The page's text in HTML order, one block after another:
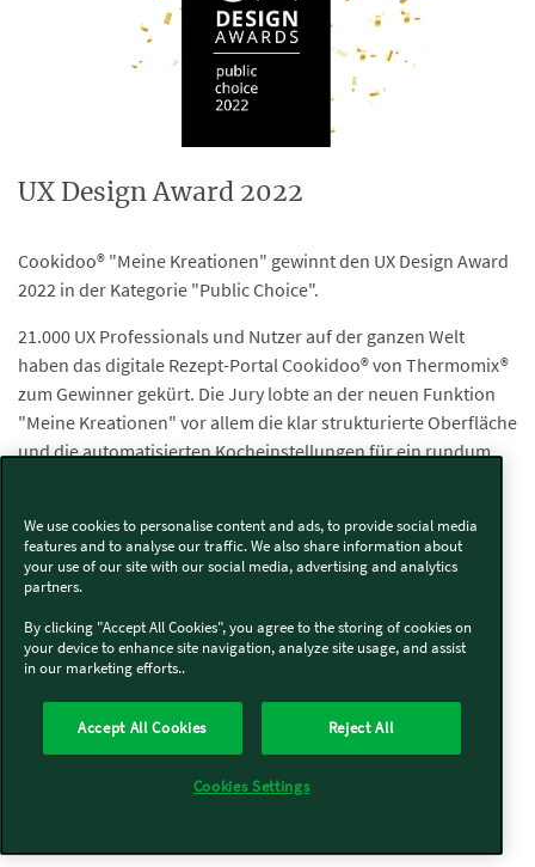
UX Design Award 2022
Cookidoo® "Meine Kreationen" gewinnt den UX Design Award
2022 in der Kategorie "Public Choice".
21.000 UX Professionals und Nutzer auf der ganzen Welt
haben das digitale Rezept-Portal Cookidoo® von Thermomix®
zum Gewinner gekürt. Die Jury lobte an der neuen Funktion
"Meine Kreationen" vor allem die klar strukturierte Oberfläche
und die automatisierten Kocheinstellungen für ein rundum
Wettbewerb für herausragende Experience des
Internationalen Design Zentrums Berlin (IDZ).
We use cookies to personalise content and ads, to provide social media
features and to analyse our traffic. We also share information about
your use of our site with our social media, advertising and analytics
partners.
By clicking "Accept All Cookies", you agree to the storing of cookies on
your device to enhance site navigation, analyze site usage, and assist
in our marketing efforts..
Accept All Cookies Reject All
Cookies Settings